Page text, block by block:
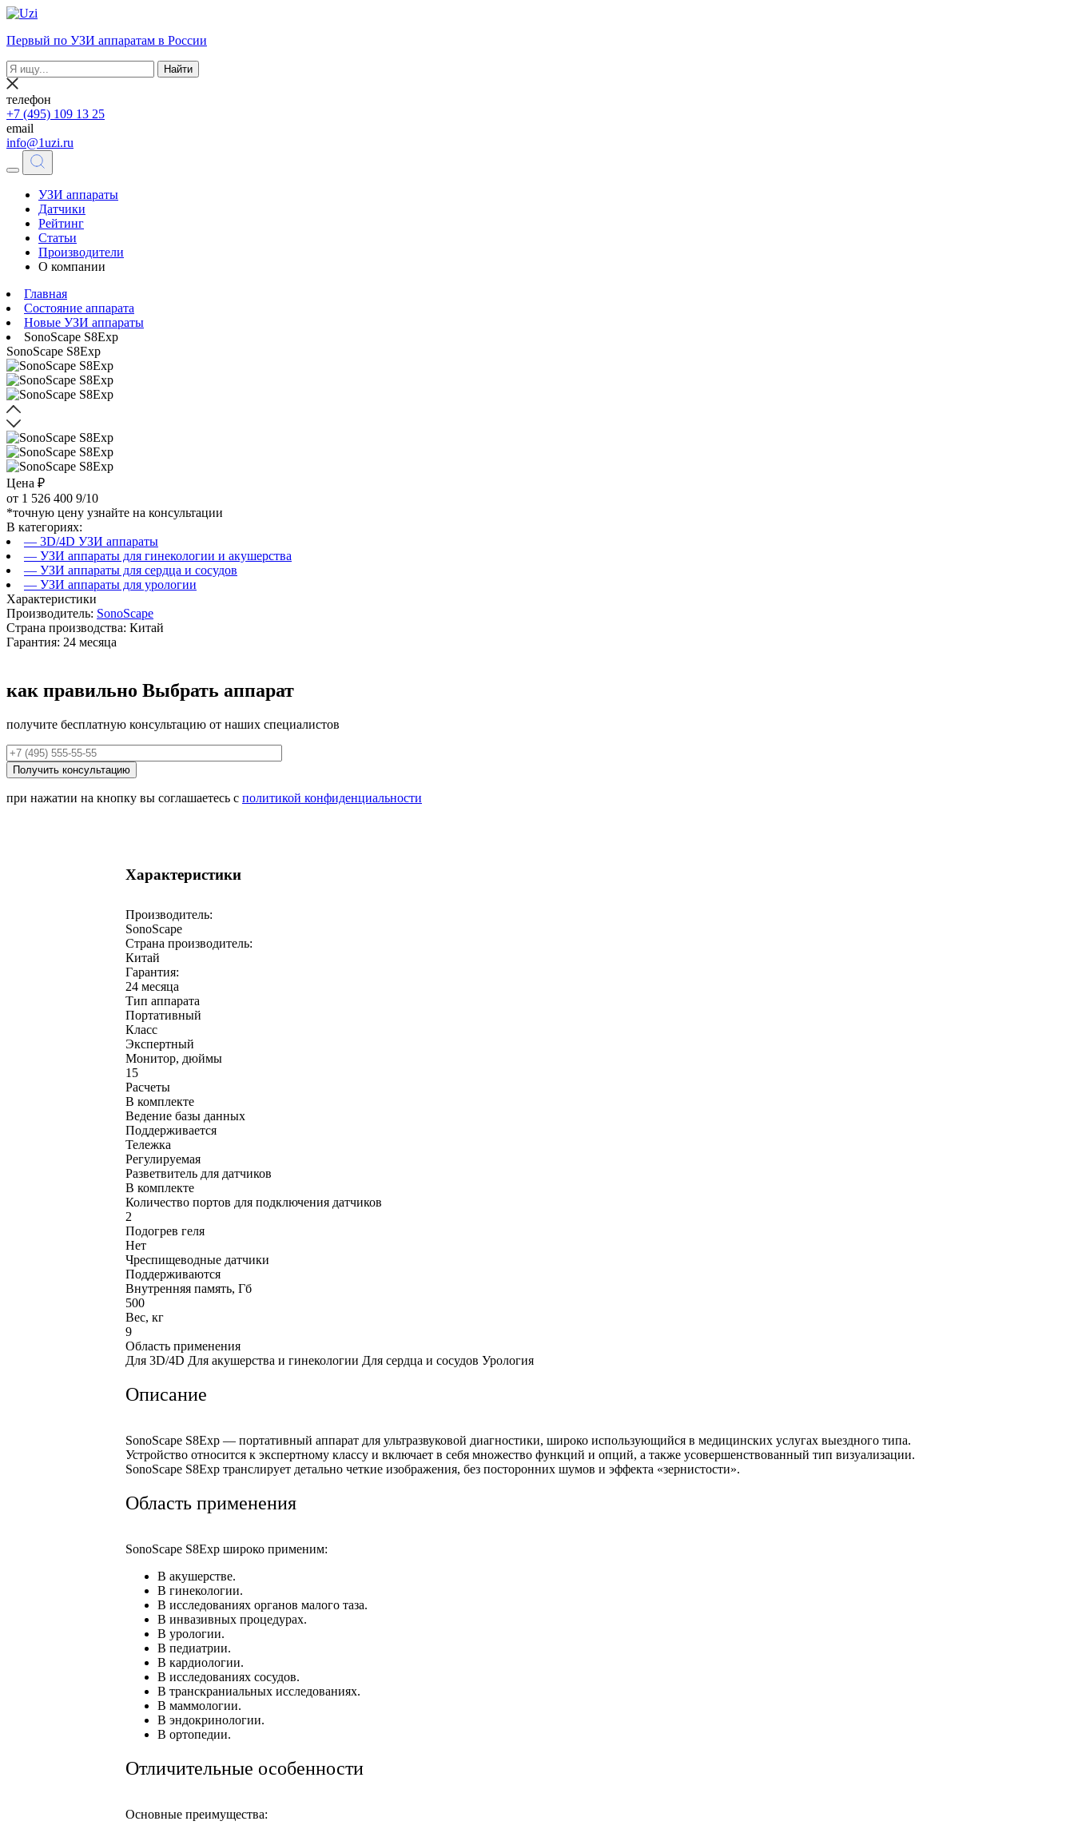
Первый по УЗИ аппаратам в России
Найти
телефон
+7 (495) 109 13 25
email
info@1uzi.ru
УЗИ аппараты
Датчики
Рейтинг
Статьи
Производители
О компании
Главная
Состояние аппарата
Новые УЗИ аппараты
SonoScape S8Exp
SonoScape S8Exp
Цена ₽
от 1 526 400 9/10
*точную цену узнайте на консультации
В категориях:
— 3D/4D УЗИ аппараты
— УЗИ аппараты для гинекологии и акушерства
— УЗИ аппараты для сердца и сосудов
— УЗИ аппараты для урологии
Характеристики
Производитель: SonoScape
Страна производства: Китай
Гарантия: 24 месяца
как правильно Выбрать аппарат
получите бесплатную консультацию от наших специалистов
при нажатии на кнопку вы соглашаетесь с политикой конфиденциальности
Характеристики
Производитель:
SonoScape
Страна производитель:
Китай
Гарантия:
24 месяца
Тип аппарата
Портативный
Класс
Экспертный
Монитор, дюймы
15
Расчеты
В комплекте
Ведение базы данных
Поддерживается
Тележка
Регулируемая
Разветвитель для датчиков
В комплекте
Количество портов для подключения датчиков
2
Подогрев геля
Нет
Чреспищеводные датчики
Поддерживаются
Внутренняя память, Гб
500
Вес, кг
9
Область применения
Для 3D/4D Для акушерства и гинекологии Для сердца и сосудов Урология
Описание
SonoScape S8Exp — портативный аппарат для ультразвуковой диагностики, широко использующийся в медицинских услугах выездного типа.
Устройство относится к экспертному классу и включает в себя множество функций и опций, а также усовершенствованный тип визуализации.
SonoScape S8Exp транслирует детально четкие изображения, без посторонних шумов и эффекта «зернистости».
Область применения
SonoScape S8Exp широко применим:
В акушерстве.
В гинекологии.
В исследованиях органов малого таза.
В инвазивных процедурах.
В урологии.
В педиатрии.
В кардиологии.
В исследованиях сосудов.
В транскраниальных исследованиях.
В маммологии.
В эндокринологии.
В ортопедии.
Отличительные особенности
Основные преимущества: